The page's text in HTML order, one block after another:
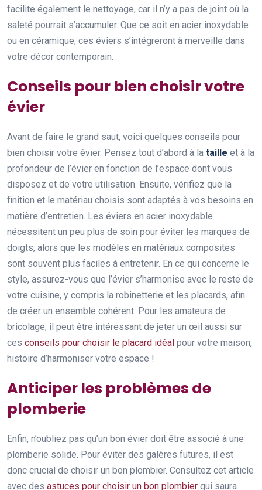
facilite également le nettoyage, car il n’y a pas de joint où la
saleté pourrait s’accumuler. Que ce soit en acier inoxydable
ou en céramique, ces éviers s’intégreront à merveille dans
votre décor contemporain.
Conseils pour bien choisir votre
évier
Avant de faire le grand saut, voici quelques conseils pour
bien choisir votre évier. Pensez tout d’abord à la taille et à la
profondeur de l’évier en fonction de l’espace dont vous
disposez et de votre utilisation. Ensuite, vérifiez que la
finition et le matériau choisis sont adaptés à vos besoins en
matière d’entretien. Les éviers en acier inoxydable
nécessitent un peu plus de soin pour éviter les marques de
doigts, alors que les modèles en matériaux composites
sont souvent plus faciles à entretenir. En ce qui concerne le
style, assurez-vous que l’évier s’harmonise avec le reste de
votre cuisine, y compris la robinetterie et les placards, afin
de créer un ensemble cohérent. Pour les amateurs de
bricolage, il peut être intéressant de jeter un œil aussi sur
ces conseils pour choisir le placard idéal pour votre maison,
histoire d’harmoniser votre espace !
Anticiper les problèmes de
plomberie
Enfin, n’oubliez pas qu’un bon évier doit être associé à une
plomberie solide. Pour éviter des galères futures, il est
donc crucial de choisir un bon plombier. Consultez cet article
avec des astuces pour choisir un bon plombier qui saura